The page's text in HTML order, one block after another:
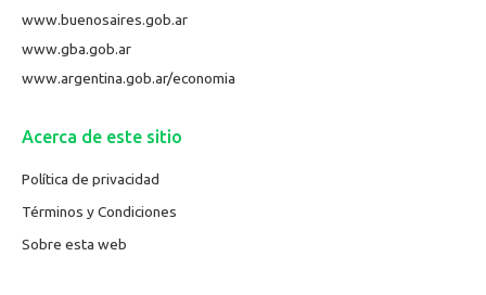
www.buenosaires.gob.ar
www.gba.gob.ar
www.argentina.gob.ar/economia
Acerca de este sitio
Política de privacidad
Términos y Condiciones
Sobre esta web